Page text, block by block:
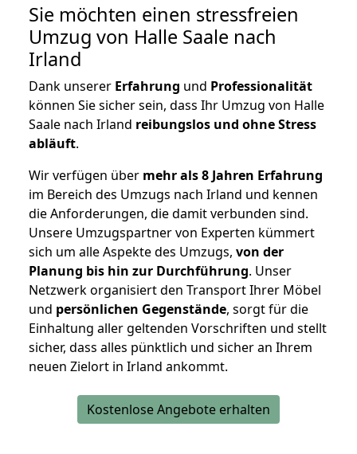
Sie möchten einen stressfreien
Umzug von Halle Saale nach
Irland
Dank unserer Erfahrung und Professionalität
können Sie sicher sein, dass Ihr Umzug von Halle
Saale nach Irland reibungslos und ohne Stress
abläuft.
Wir verfügen über mehr als 8 Jahren Erfahrung
im Bereich des Umzugs nach Irland und kennen
die Anforderungen, die damit verbunden sind.
Unsere Umzugspartner von Experten kümmert
sich um alle Aspekte des Umzugs, von der
Planung bis hin zur Durchführung. Unser
Netzwerk organisiert den Transport Ihrer Möbel
und persönlichen Gegenstände, sorgt für die
Einhaltung aller geltenden Vorschriften und stellt
sicher, dass alles pünktlich und sicher an Ihrem
neuen Zielort in Irland ankommt.
Kostenlose Angebote erhalten